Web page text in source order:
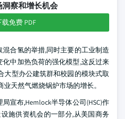
洞察和增长机会
载免费 PDF
合氢的举措,同时主要的工业制造
中加热负荷的强化模型,这反过来
大型办公建筑群和校园的模块式取
天然气燃烧锅炉市场的增长。
宣布,Hemlock半导体公司(HSC)作
施供资机会的一部分,从美国商务